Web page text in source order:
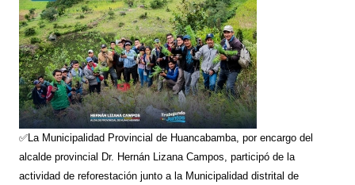
✅La Municipalidad Provincial de Huancabamba, por encargo del
alcalde provincial Dr. Hernán Lizana Campos, participó de la
actividad de reforestación junto a la Municipalidad distrital de